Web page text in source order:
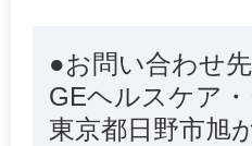
●お問い合わせ先
GEヘルスケア
東京都日野市旭